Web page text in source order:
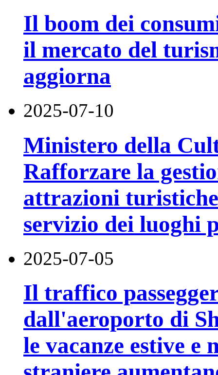
Il boom dei
il mercato del
aggiorna
2025-07-10
Ministero della
Rafforzare la
attrazioni
servizio dei luoghi
2025-07-05
Il traffico
dall'aeroporto di
le vacanze estive e